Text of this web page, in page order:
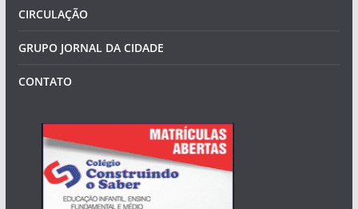
CIRCULAÇÃO
GRUPO JORNAL DA CIDADE
CONTATO